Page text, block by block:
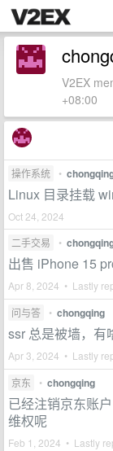
V2EX
+08:00
操作系统 •
Linux 目录挂载
Oct 24, 2024
二手交易
•
出售 iPhone 15
Apr 8, 2024 • Lastly
问与答 • chongqing
ssr 总是被墙，有
Apr 3, 2024 • Lastly
京东 • chongqing
已经注销京东账
维权呢
Feb 1, 2024 • Lastly